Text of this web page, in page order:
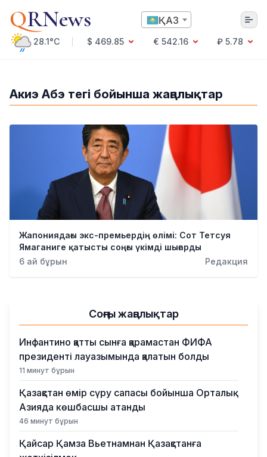
QRNews ҚАЗ
28.1°C $ 469.85 € 542.16
₽ 5.78
Білім және Ғылым
Ауа райы
Денсаулық
Бизнес
Акиэ Абэ тегі бойынша жаңалықтар
Жапониядағы экс-премьердің өлімі: Сот Тетсуя
Ямаганиге қатысты соңғы үкімді шығарды
6 ай бұрын
Редакция
Соңғы жаңалықтар
Инфантино қатты сынға қарамастан ФИФА
президенті лауазымында қалатын болды
11 минут бұрын
Қазақстан өмір сүру сапасы бойынша Орталық
Азияда көшбасшы атанды
46 минут бұрын
Қайсар Қамза Вьетнамнан Қазақстанға